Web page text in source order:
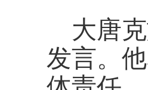
大唐
发言。